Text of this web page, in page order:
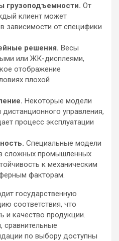
грузоподъемности. От
клиент может
зависимости от специфики
решения. Весы
или ЖК-дисплеями,
отображение
плохой
Некоторые модели
управления,
процесс эксплуатации
Специальные модели
сложных промышленных
к механическим
факторам.
государственную
соответствия, что
и качество продукции.
по выбору доступны